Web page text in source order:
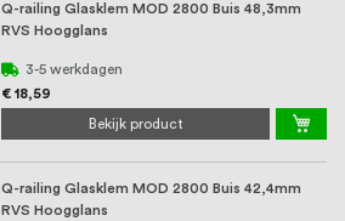
Q-railing Glasklem MOD 2800 Buis 48,3mm
RVS Hoogglans
3-5 werkdagen
€ 18,59
Bekijk product
Q-railing Glasklem MOD 2800 Buis 42,4mm
RVS Hoogglans